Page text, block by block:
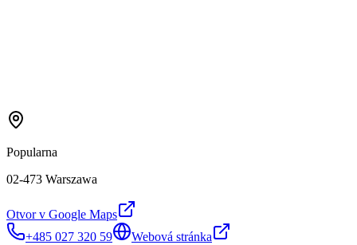
Popularna
02-473 Warszawa
Otvor v Google Maps
+485 027 320 59
Webová stránka